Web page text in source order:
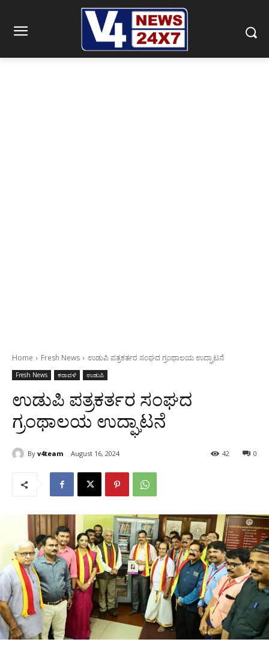
Home Fresh News ಉಡುಪಿ ಪತ್ರಕರ್ತರ ಸಂಘದ ಗ್ರಂಥಾಲಯ ಉದ್ಘಾಟನೆ
Fresh News ಕರಾವಳಿ ಉಡುಪಿ
ಉಡುಪಿ ಪತ್ರಕರ್ತರ ಸಂಘದ
ಗ್ರಂಥಾಲಯ ಉದ್ಘಾಟನೆ
By v4team August 16, 2024 0
42